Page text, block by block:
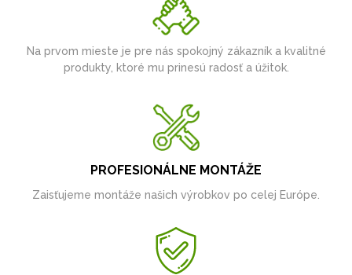
Na prvom mieste je pre nás spokojný zákazník a kvalitné
produkty, ktoré mu prinesú radosť a úžitok.
PROFESIONÁLNE MONTÁŽE
Zaisťujeme montáže našich výrobkov po celej Európe.